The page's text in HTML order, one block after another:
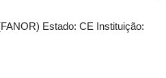
Estado: CE Instituição: